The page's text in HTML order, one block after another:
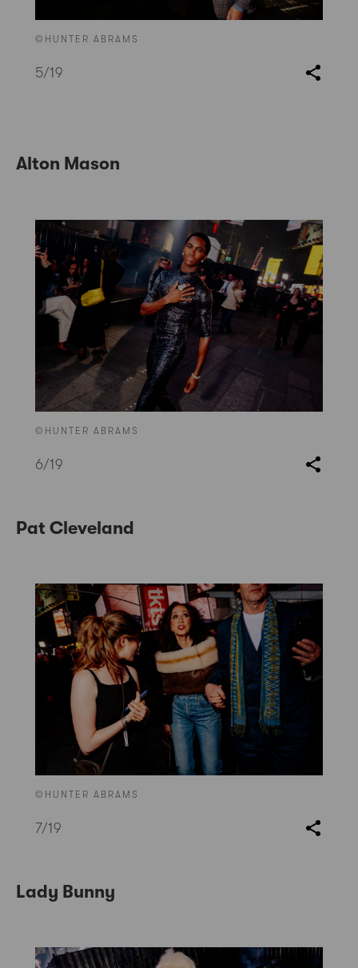
©HUNTER ABRAMS
5/19
Alton Mason
©HUNTER ABRAMS
6/19
Pat Cleveland
©HUNTER ABRAMS
7/19
Lady Bunny